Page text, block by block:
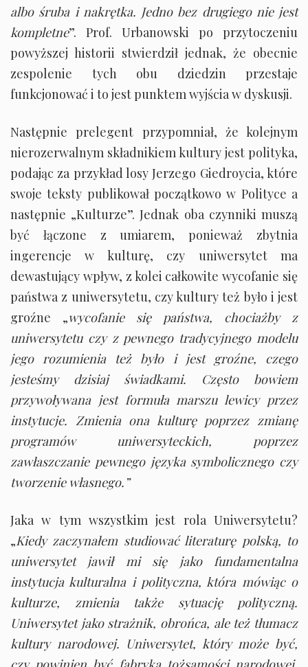
albo śruba i nakrętka. Jedno bez drugiego nie jest
kompletne”. Prof. Urbanowski po przytoczeniu
powyższej historii stwierdził jednak, że obecnie
zespolenie tych obu dziedzin przestaje
funkcjonować i to jest punktem wyjścia w dyskusji.
Następnie prelegent przypomniał, że kolejnym
nierozerwalnym składnikiem kultury jest polityka,
podając za przykład losy Jerzego Giedroycia, które
swoje teksty publikował początkowo w Polityce a
następnie „Kulturze”. Jednak oba czynniki muszą
być łączone z umiarem, ponieważ zbytnia
ingerencje w kulturę, czy uniwersytet ma
dewastujący wpływ, z kolei całkowite wycofanie się
państwa z uniwersytetu, czy kultury też było i jest
groźne „wycofanie się państwa, chociażby z
uniwersytetu czy z pewnego tradycyjnego modelu
jego rozumienia też było i jest groźne, czego
jesteśmy dzisiaj świadkami. Często bowiem
przywoływana jest formuła marszu lewicy przez
instytucje. Zmienia ona kulturę poprzez zmianę
programów uniwersyteckich, poprzez
zawłaszczanie pewnego języka symbolicznego czy
tworzenie własnego.”
Jaka w tym wszystkim jest rola Uniwersytetu?
„Kiedy zaczynałem studiować literaturę polską, to
uniwersytet jawił mi się jako fundamentalna
instytucja kulturalna i polityczna, która mówiąc o
kulturze, zmienia także sytuację polityczną.
Uniwersytet jako strażnik, obrońca, ale też tłumacz
kultury narodowej. Uniwersytet, który może być,